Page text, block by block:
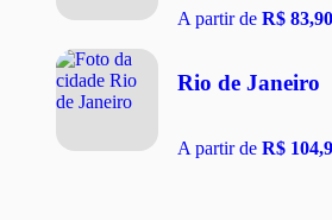
A partir de R$ 83,90
Rio de Janeiro
A partir de R$